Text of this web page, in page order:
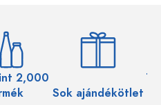
2,000
Sok ajándékötlet